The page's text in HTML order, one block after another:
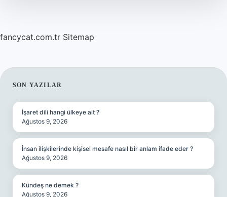
fancycat.com.tr Sitemap
SIDEBAR
SON YAZILAR
İşaret dili hangi ülkeye ait ?
Ağustos 9, 2026
İnsan ilişkilerinde kişisel mesafe nasıl bir anlam ifade eder ?
Ağustos 9, 2026
Kündeş ne demek ?
Ağustos 9, 2026